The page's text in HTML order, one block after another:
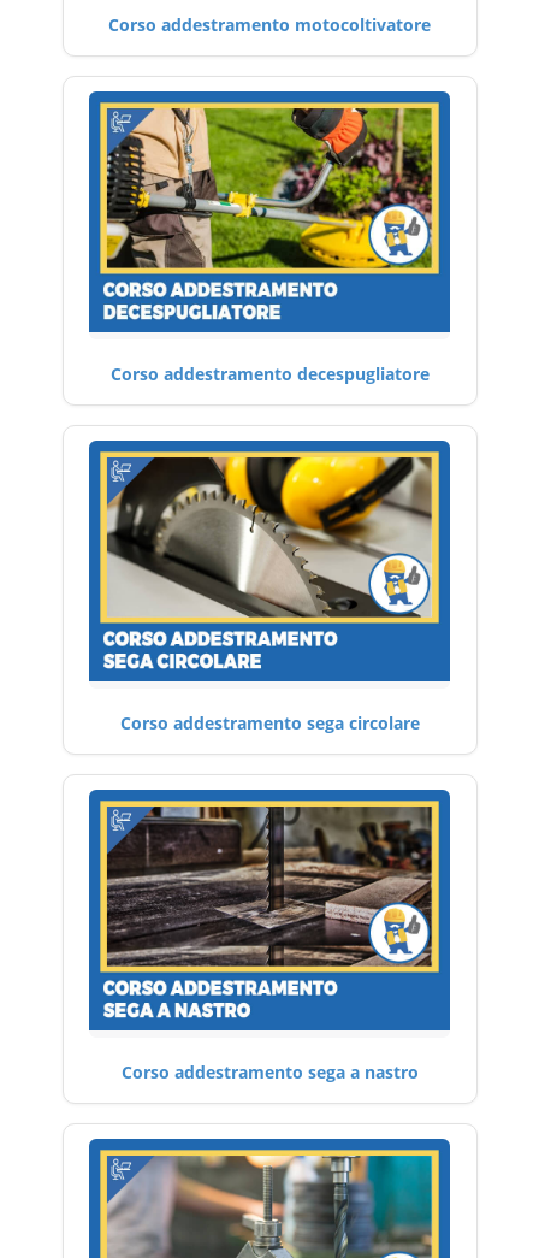
Corso addestramento motocoltivatore
Corso addestramento decespugliatore
Corso addestramento sega circolare
Corso addestramento sega a nastro